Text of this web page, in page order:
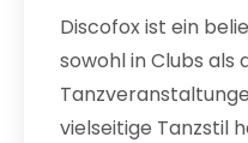
Discofox ist ein
sowohl in Clubs als
vielseitige Tanzstil